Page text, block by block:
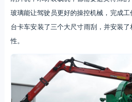
玻璃能让驾驶员更好的操控机械，完成
台卡车安装了三个大尺寸雨刮，并安装
性。